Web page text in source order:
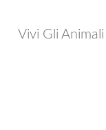
Vivi Gli Animali